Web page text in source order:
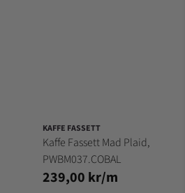
KAFFE FASSETT
Kaffe Fassett Mad Plaid,
PWBM037.COBAL
239,00 kr/m